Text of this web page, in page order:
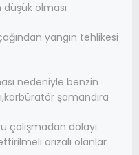
düşük olması
yangın tehlikesi
nedeniyle benzin
şamandıra
çalışmadan dolayı
arızalı olanlar